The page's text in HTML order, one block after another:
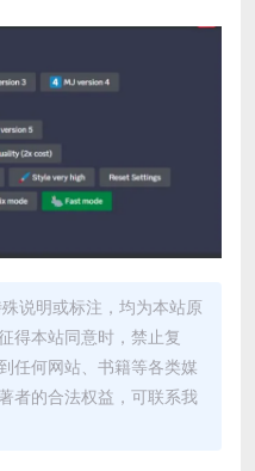
说明或标注，均为本站原
得本站同意时，禁止复
任何网站、书籍等各类媒
者的合法权益，可联系我